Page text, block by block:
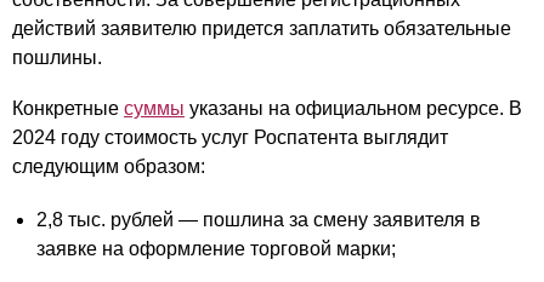
действий заявителю придется заплатить обязательные
пошлины.
Конкретные суммы указаны на официальном ресурсе. В
2024 году стоимость услуг Роспатента выглядит
следующим образом:
2,8 тыс. рублей — пошлина за смену заявителя в
заявке на оформление торговой марки;